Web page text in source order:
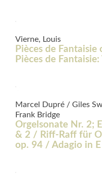
Vierne, Louis
Pièces de
Pièces de Fantaisie:
Marcel Dupré / Giles
Frank Bridge
Orgelsonate Nr. 2;
& 2 / Riff-Raff für
op. 94 / Adagio in E